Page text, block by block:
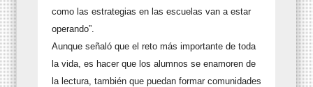
como las estrategias en las escuelas van a estar
operando”.
Aunque señaló que el reto más importante de toda
la vida, es hacer que los alumnos se enamoren de
la lectura, también que puedan formar comunidades